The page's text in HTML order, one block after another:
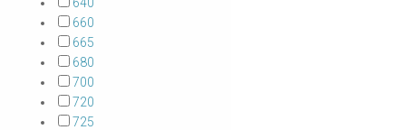
660
665
680
700
720
725